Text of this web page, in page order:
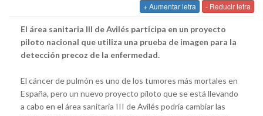
+ Aumentar letra - Reducir letra
El área sanitaria III de Avilés participa en un proyecto
piloto nacional que utiliza una prueba de imagen para la
detección precoz de la enfermedad.
El cáncer de pulmón es uno de los tumores más mortales en
España, pero un nuevo proyecto piloto que se está llevando
a cabo en el área sanitaria III de Avilés podría cambiar las